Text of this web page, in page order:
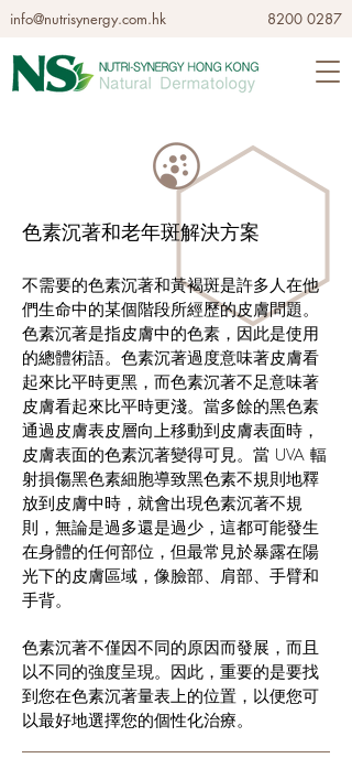
info@nutrisynergy.com.hk 8200 0287
色素沉著和老年斑解決方案
不需要的色素沉著和黃褐斑是許多人在他
們生命中的某個階段所經歷的皮膚問題。
色素沉著是指皮膚中的色素，因此是使用
的總體術語。色素沉著過度意味著皮膚看
起來比平時更黑，而色素沉著不足意味著
皮膚看起來比平時更淺。當多餘的黑色素
通過皮膚表皮層向上移動到皮膚表面時，
皮膚表面的色素沉著變得可見。當 UVA 輻
射損傷黑色素細胞導致黑色素不規則地釋
放到皮膚中時，就會出現色素沉著不規
則，無論是過多還是過少，這都可能發生
在身體的任何部位，但最常見於暴露在陽
光下的皮膚區域，像臉部、肩部、手臂和
手背。
色素沉著不僅因不同的原因而發展，而且
以不同的強度呈現。因此，重要的是要找
到您在色素沉著量表上的位置，以便您可
以最好地選擇您的個性化治療。